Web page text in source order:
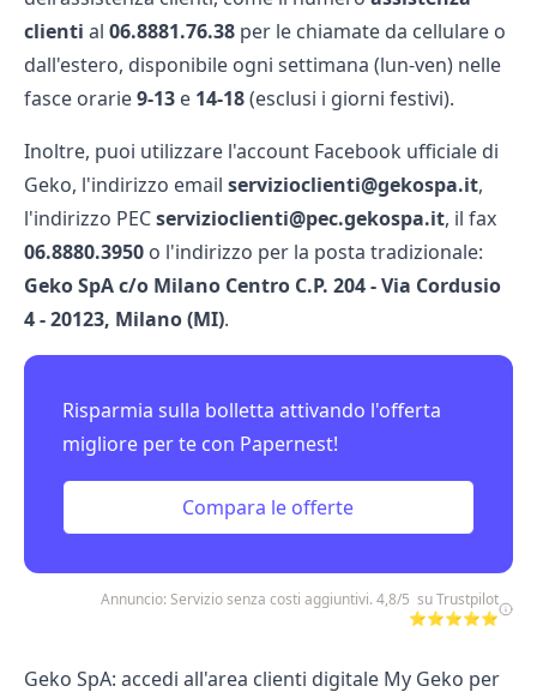
clienti al 06.8881.76.38 per le chiamate da cellulare o
dall'estero, disponibile ogni settimana (lun-ven) nelle
fasce orarie9-13 e 14-18(esclusi i giorni festivi).
Inoltre, puoi utilizzare l'account Facebook ufficiale di
Geko, l'indirizzo email servizioclienti@gekospa.it,
l'indirizzo PECservizioclienti@pec.gekospa.it, il fax
06.8880.3950 o l'indirizzo per la posta tradizionale:
Geko SpA c/o Milano Centro C.P. 204 - Via Cordusio
4 - 20123, Milano (MI).
Risparmia sulla bolletta attivando l'offerta
migliore per te con Papernest!
Compara le offerte
Annuncio: Servizio senza costi aggiuntivi. 4,8/5 su Trustpilot
⭐⭐⭐⭐⭐
Geko SpA: accedi all'area clienti digitale My Geko per